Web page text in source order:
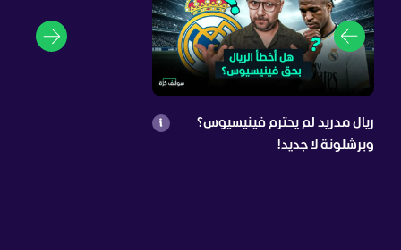
ريال مدريد لم يحترم فينيسيوس؟
وبرشلونة لا جديد!